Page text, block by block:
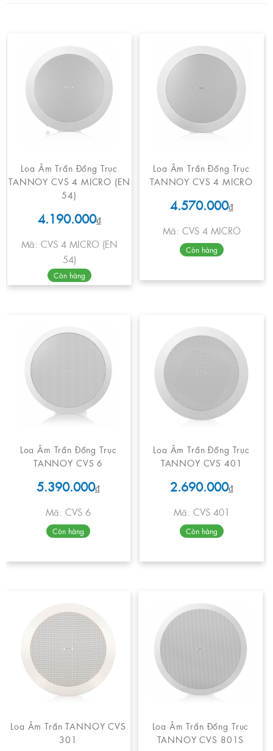
Loa Âm Trần Đồng Trục
TANNOY CVS 4 MICRO (EN
54)
4.190.000₫
Mã: CVS 4 MICRO (EN
54)
Còn hàng
Loa Âm Trần Đồng Trục
TANNOY CVS 4 MICRO
4.570.000₫
Mã: CVS 4 MICRO
Còn hàng
Loa Âm Trần Đồng Trục
TANNOY CVS 6
5.390.000₫
Mã: CVS 6
Còn hàng
Loa Âm Trần Đồng Trục
TANNOY CVS 401
2.690.000₫
Mã: CVS 401
Còn hàng
Loa Âm Trần TANNOY CVS
301
Loa Âm Trần Đồng Trục
TANNOY CVS 801S